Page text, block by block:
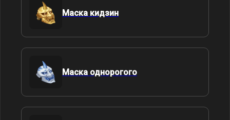
Маска кидзин
Маска однорогого